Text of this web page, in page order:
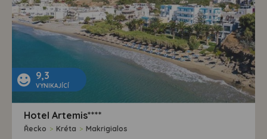
9,3
VYNIKAJÍCÍ
Hotel Artemis****
Řecko > Kréta > Makrigialos